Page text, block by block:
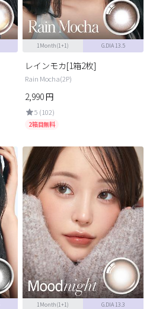
LINE
1Month(1+1) G.DIA 13.5
レインモカ[1箱2枚]
Rain Mocha(2P)
2,990円
5 (102)
2箱目無料
1Month(1+1) G.DIA 13.3